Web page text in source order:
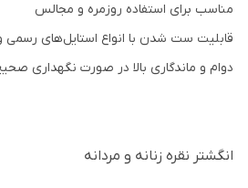
مناسب برای استفاده روزمره و مجالس
قابلیت ست شدن با انواع استایل‌های رسمی
دوام و ماندگاری بالا در صورت نگهداری
انگشتر نقره زنانه و مردانه